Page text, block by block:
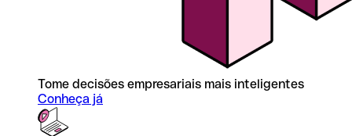
Tome decisões empresariais mais inteligentes
Conheça já